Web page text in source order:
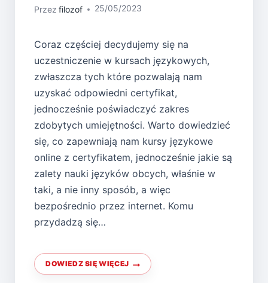
Przez filozof 25/05/2023
Coraz częściej decydujemy się na
uczestniczenie w kursach językowych,
zwłaszcza tych które pozwalają nam
uzyskać odpowiedni certyfikat,
jednocześnie poświadczyć zakres
zdobytych umiejętności. Warto dowiedzieć
się, co zapewniają nam kursy językowe
online z certyfikatem, jednocześnie jakie są
zalety nauki języków obcych, właśnie w
taki, a nie inny sposób, a więc
bezpośrednio przez internet. Komu
przydadzą się…
DOWIEDZ SIĘ WIĘCEJ
INTERESUJĄ
CIEBIE